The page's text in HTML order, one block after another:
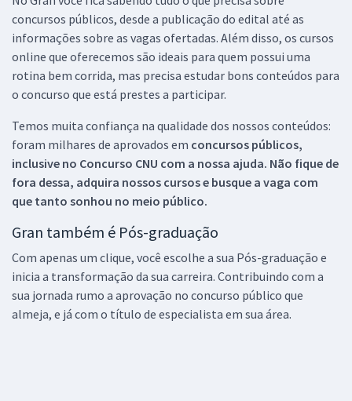
concursos públicos, desde a publicação do edital até as
informações sobre as vagas ofertadas. Além disso, os cursos
online que oferecemos são ideais para quem possui uma
rotina bem corrida, mas precisa estudar bons conteúdos para
o concurso que está prestes a participar.
Temos muita confiança na qualidade dos nossos conteúdos:
foram milhares de aprovados em concursos públicos,
inclusive no Concurso CNU com a nossa ajuda. Não fique de
fora dessa, adquira nossos cursos e busque a vaga com
que tanto sonhou no meio público.
Gran também é Pós-graduação
Com apenas um clique, você escolhe a sua Pós-graduação e
inicia a transformação da sua carreira. Contribuindo com a
sua jornada rumo a aprovação no concurso público que
almeja, e já com o título de especialista em sua área.